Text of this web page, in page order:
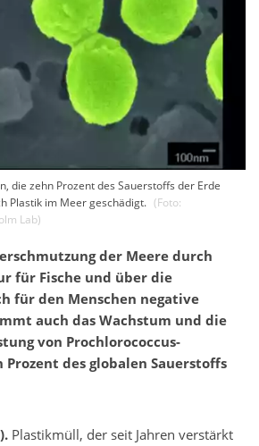
die zehn Prozent des Sauerstoffs der Erde
Plastik im Meer geschädigt. (Foto:
Lab)
der Meere durch
für Fische und über die
für den Menschen negative
auch das Wachstum und die
von Prochlorococcus-
des globalen Sauerstoffs
Plastikmüll, der seit Jahren verstärkt